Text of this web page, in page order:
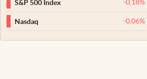
S&P 500 Index -0,18%
Nasdaq -0,06%